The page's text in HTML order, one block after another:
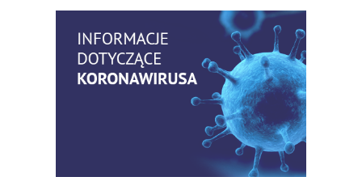
praktyki – aktualny konsensus ekspertów
w dostępie naczyniowym
Kategoria:Szkolenia
06
Zaproszenie na Ogólnopolską
Konferencję Naukową „Terminologia
w pielęgniarstwie – komunikacja,
standaryzacja, praktyka”